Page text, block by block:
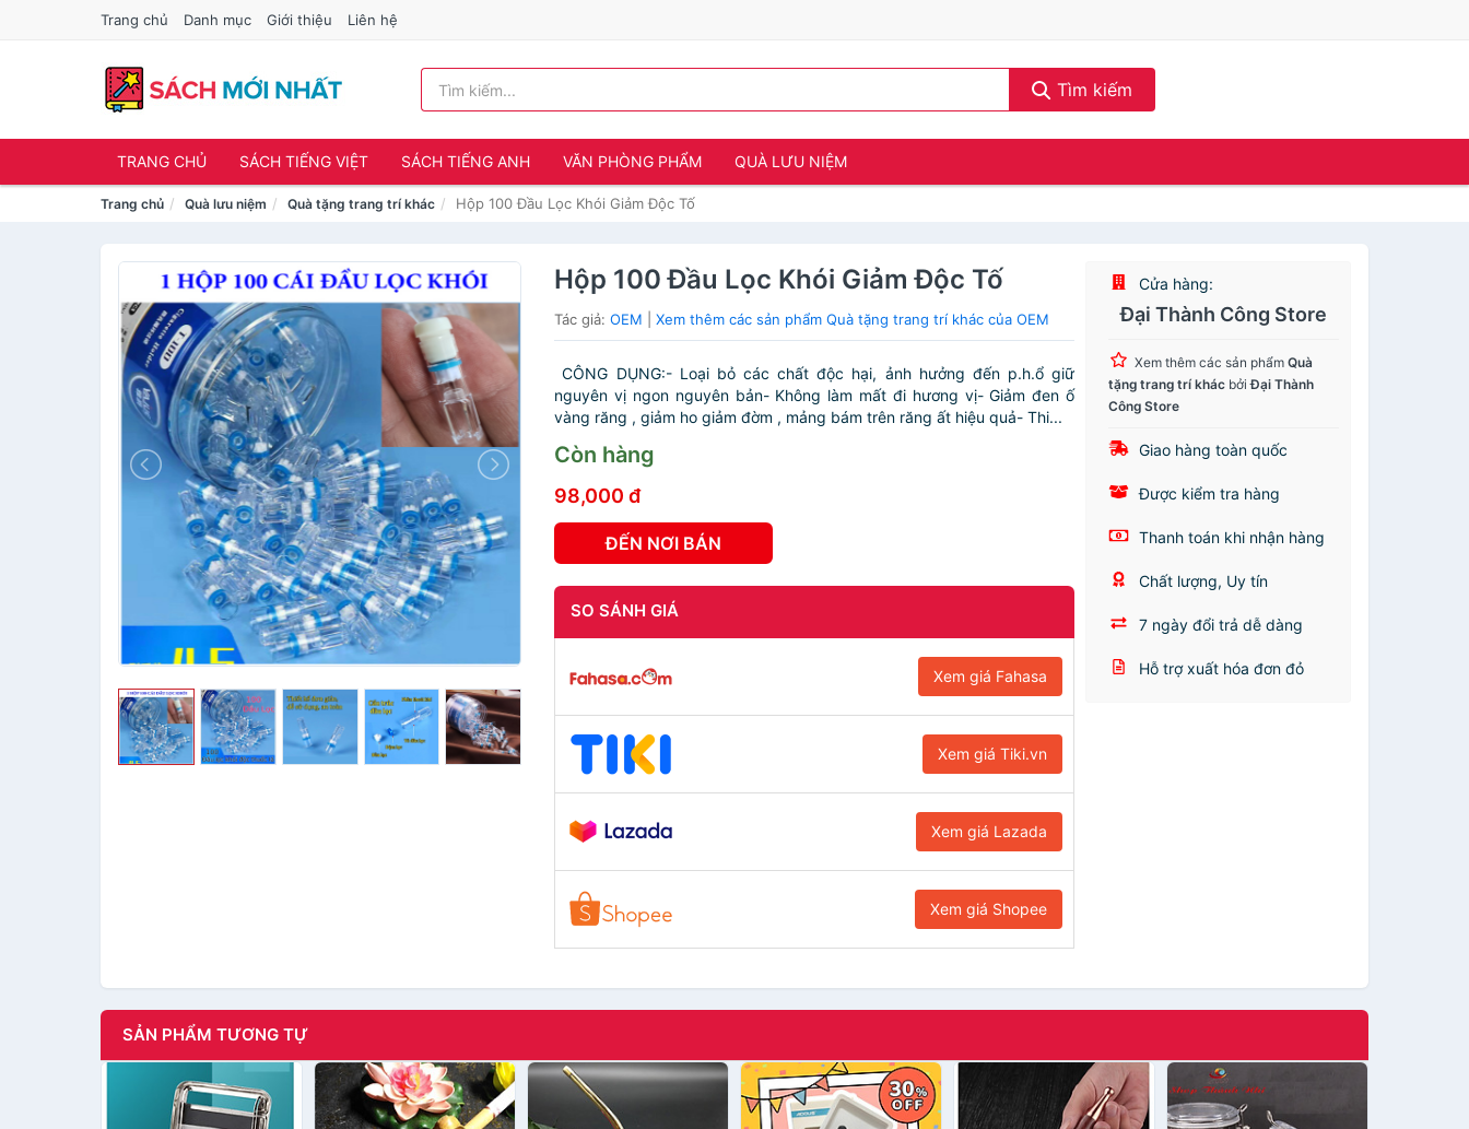
Trang chủ Danh mục Giới thiệu Liên hệ
Tìm kiếm
TRANG CHỦ SÁCH TIẾNG VIỆT SÁCH TIẾNG ANH VĂN PHÒNG PHẨM QUÀ LƯU NIỆM
Trang chủ Quà lưu niệm Quà tặng trang trí khác Hộp 100 Đầu Lọc Khói Giảm Độc Tố
Hộp 100 Đầu Lọc Khói Giảm Độc Tố
Tác giả:OEM |Xem thêm các sản phẩm Quà tặng trang trí khác của OEM
CÔNG DỤNG:- Loại bỏ các chất độc hại, ảnh hưởng đến p.h.ổ giữ
nguyên vị ngon nguyên bản- Không làm mất đi hương vị- Giảm đen ố
vàng răng , giảm ho giảm đờm , mảng bám trên răng ất hiệu quả- Thi...
Còn hàng
98,000 đ
ĐẾN NƠI BÁN
SO SÁNH GIÁ
Xem giá Fahasa
Xem giá Tiki.vn
Xem giá Lazada
Xem giá Shopee
Cửa hàng:
Đại Thành Công Store
Xem thêm các sản phẩmQuà
tặng trang trí khác bởiĐại Thành
Công Store
Giao hàng toàn quốc
Được kiểm tra hàng
Thanh toán khi nhận hàng
Chất lượng, Uy tín
7 ngày đổi trả dễ dàng
Hỗ trợ xuất hóa đơn đỏ
SẢN PHẨM TƯƠNG TỰ